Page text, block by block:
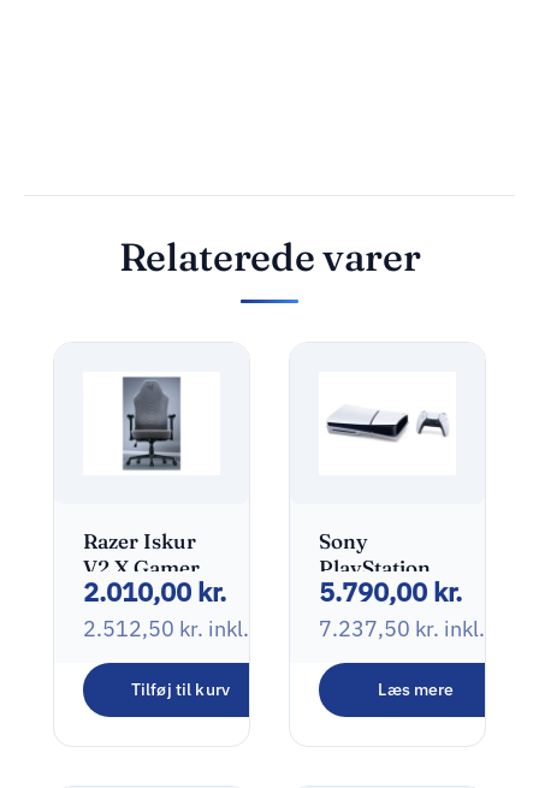
Relaterede varer
Razer Iskur
V2 X Gamer
Stol Grå
2.010,00 kr.
2.512,50 kr. inkl. moms
Tilføj til kurv
Sony
PlayStation 5
Slim 1TB Sort
Hvid
5.790,00 kr.
7.237,50 kr. inkl.
Læs mere